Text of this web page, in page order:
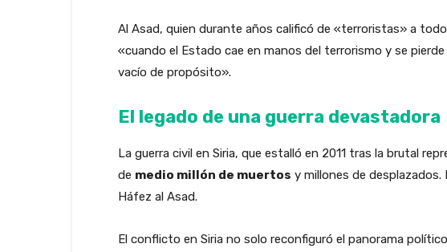
Al Asad, quien durante años calificó de «terroristas» a
«cuando el Estado cae en manos del terrorismo y se
vacío de propósito».
El legado de una guerra devastadora
La guerra civil en Siria, que estalló en 2011 tras la brutal
de medio millón de muertos y millones de
Háfez al Asad.
El conflicto en Siria no solo reconfiguró el panorama